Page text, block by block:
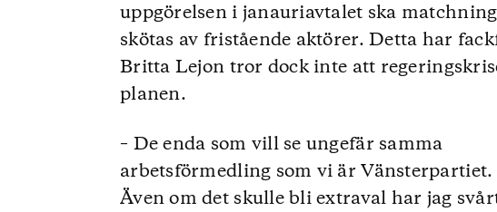
uppgörelsen i janauriavtalet ska
skötas av fristående aktörer. Detta har
Britta Lejon tror dock inte att
planen.
– De enda som vill se ungefär samma
arbetsförmedling som vi är Vänsterpartiet.
Även om det skulle bli extraval har jag